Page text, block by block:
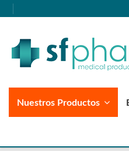
Nuestros Productos